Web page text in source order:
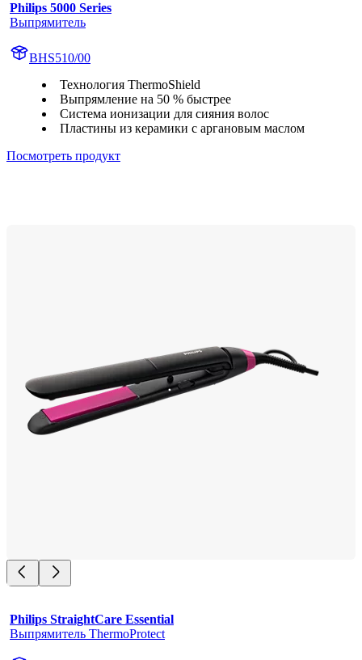
Philips 5000 Series
Выпрямитель
BHS510/00
Технология ThermoShield
Выпрямление на 50 % быстрее
Система ионизации для сияния волос
Пластины из керамики с аргановым маслом
Посмотреть продукт
Philips StraightCare Essential
Выпрямитель ThermoProtect